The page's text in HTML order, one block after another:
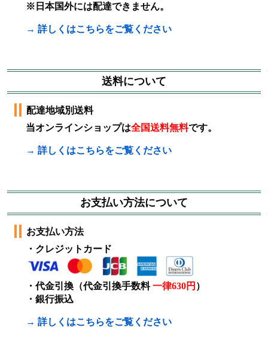
※日本国外には配達できません。
→ 詳しくはこちらをご覧ください
送料について
配達地域別送料
当オンラインショップは全国送料無料です。
→ 詳しくはこちらをご覧ください
お支払い方法について
お支払い方法
・クレジットカード
・代金引換（代金引換手数料一律630円 ）
・銀行振込
→ 詳しくはこちらをご覧ください